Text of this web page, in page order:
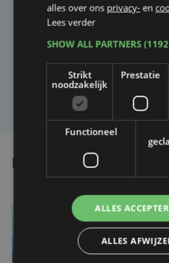
Taalfout
Heb je een taal- of schrijffout
Laat het ons
Lees ook
alles over ons privacy- en
Lees verder
SHOW ALL PARTNERS
Strikt
noodzakelijk
Prestatie
Functioneel
ALLES
ALLES